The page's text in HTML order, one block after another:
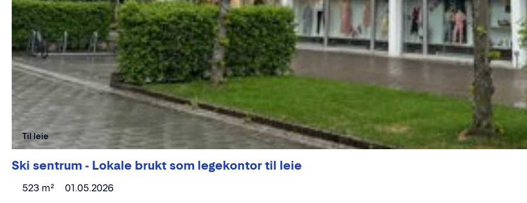
Ski sentrum - Lokale brukt som legekontor til leie
523 m² 01.05.2026
Til leie